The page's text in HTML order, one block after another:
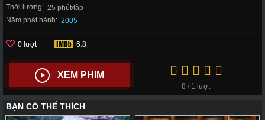
Thời lượng: 25 phút/tập
Năm phát hành: 2005
0 lượt 6.8
XEM PHIM
8 / 1 lượt